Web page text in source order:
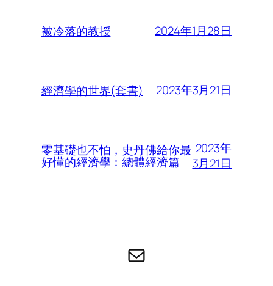
被冷落的教授 2024年1月28日
經濟學的世界(套書) 2023年3月21日
零基礎也不怕，史丹佛給你最
好懂的經濟學：總體經濟篇
2023年
3月21日
电子邮件